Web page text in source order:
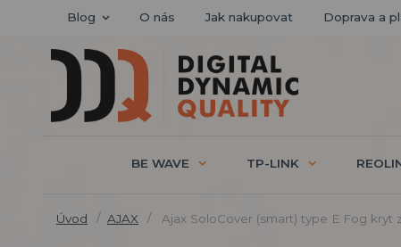
Blog O nás Jak nakupovat Doprava a
BE WAVE TP-LINK
Úvod AJAX Ajax SoloCover (smart) type E Fog kryt